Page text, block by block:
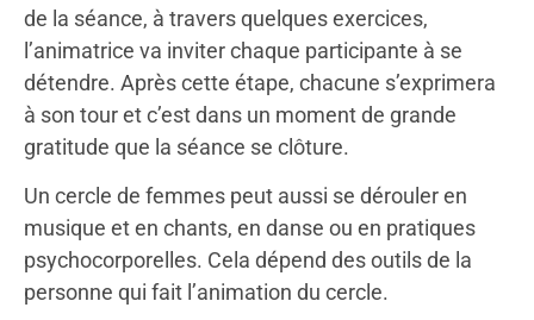
de la séance, à travers quelques exercices,
l’animatrice va inviter chaque participante à se
détendre. Après cette étape, chacune s’exprimera
à son tour et c’est dans un moment de grande
gratitude que la séance se clôture.
Un cercle de femmes peut aussi se dérouler en
musique et en chants, en danse ou en pratiques
psychocorporelles. Cela dépend des outils de la
personne qui fait l’animation du cercle.